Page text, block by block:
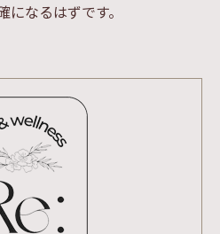
なるはずです。